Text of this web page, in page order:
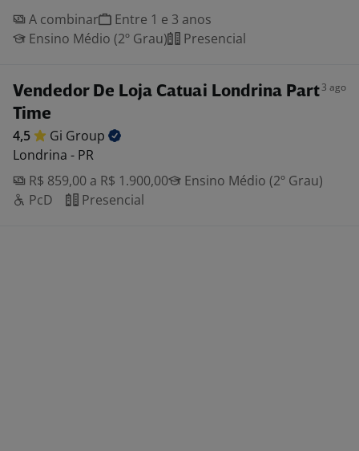
A combinar
Entre 1 e 3 anos
Ensino Médio (2º Grau)
Presencial
Vendedor De Loja Catuai Londrina Part
Time
3 ago
4,5 Gi Group
Londrina - PR
R$ 859,00 a R$ 1.900,00
Ensino Médio (2º Grau)
PcD
Presencial